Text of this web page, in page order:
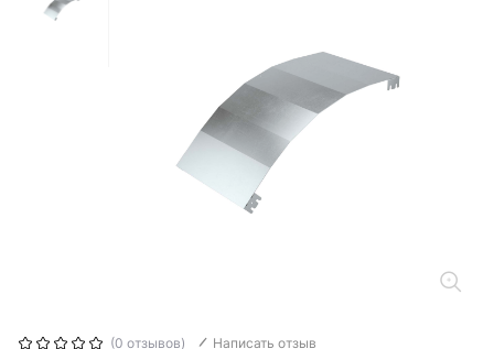
(0 отзывов) Написать отзыв